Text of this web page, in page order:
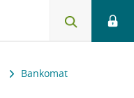
Bankomat